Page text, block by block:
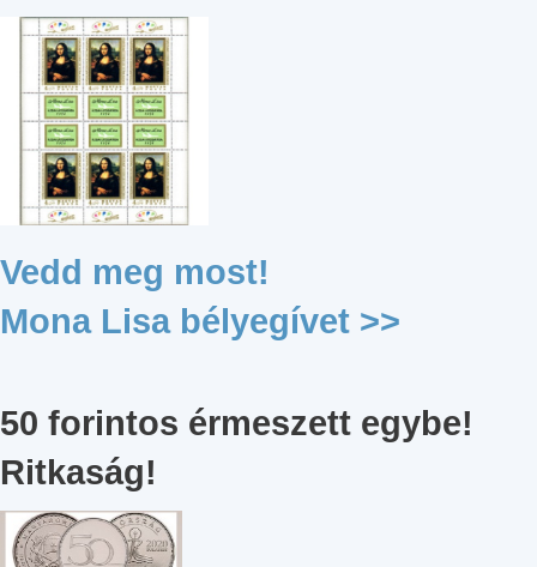
Vedd meg most!
Mona Lisa bélyegívet >>
50 forintos érmeszett egybe!
Ritkaság!